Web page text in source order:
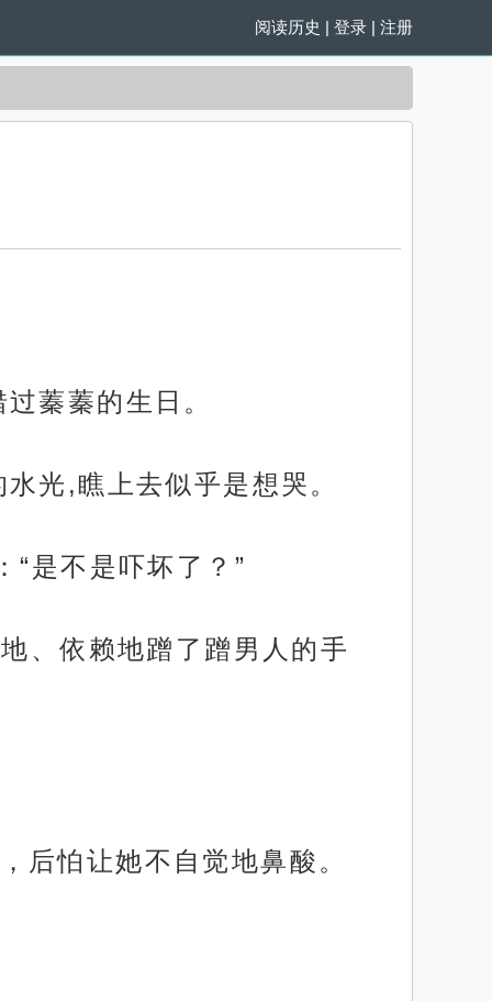
阅读历史 | 登录 | 注册
蓁蓁的生日。
光,瞧上去似乎是想哭。
是不是吓坏了？”
、依赖地蹭了蹭男人的手
后怕让她不自觉地鼻酸。